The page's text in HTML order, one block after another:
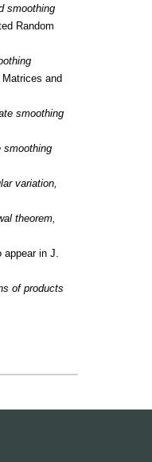
smoothing
Random
and
smoothing
smoothing
variation,
theorem,
appear in J.
of products